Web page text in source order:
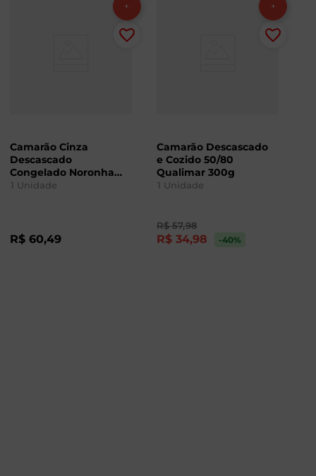
Camarão Cinza
Descascado
Congelado Noronha
400g
1 Unidade
R$ 60,49
Camarão Descascado
e Cozido 50/80
Qualimar 300g
1 Unidade
R$ 57,98
R$ 34,98 -40%